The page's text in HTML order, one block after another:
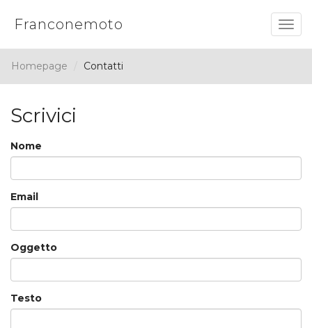
Franconemoto
Homepage Contatti
Scrivici
Nome
Email
Oggetto
Testo